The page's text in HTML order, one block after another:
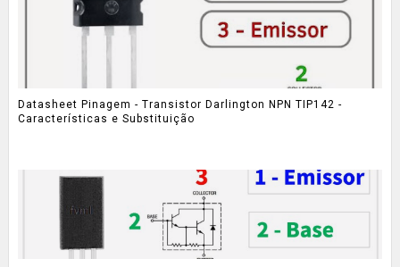
Datasheet Pinagem - Transistor Darlington NPN TIP142 -
Características e Substituição